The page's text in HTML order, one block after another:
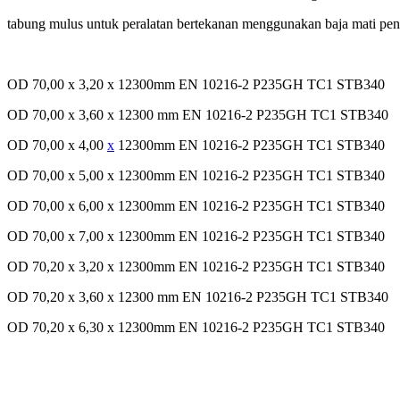
tabung mulus untuk peralatan bertekanan menggunakan baja mati
OD 70,00 x 3,20 x 12300mm EN 10216-2 P235GH TC1 STB340
OD 70,00 x 3,60 x 12300 mm EN 10216-2 P235GH TC1 STB340
OD 70,00 x 4,00 x 12300mm EN 10216-2 P235GH TC1 STB340
OD 70,00 x 5,00 x 12300mm EN 10216-2 P235GH TC1 STB340
OD 70,00 x 6,00 x 12300mm EN 10216-2 P235GH TC1 STB340
OD 70,00 x 7,00 x 12300mm EN 10216-2 P235GH TC1 STB340
OD 70,20 x 3,20 x 12300mm EN 10216-2 P235GH TC1 STB340
OD 70,20 x 3,60 x 12300 mm EN 10216-2 P235GH TC1 STB340
OD 70,20 x 6,30 x 12300mm EN 10216-2 P235GH TC1 STB340